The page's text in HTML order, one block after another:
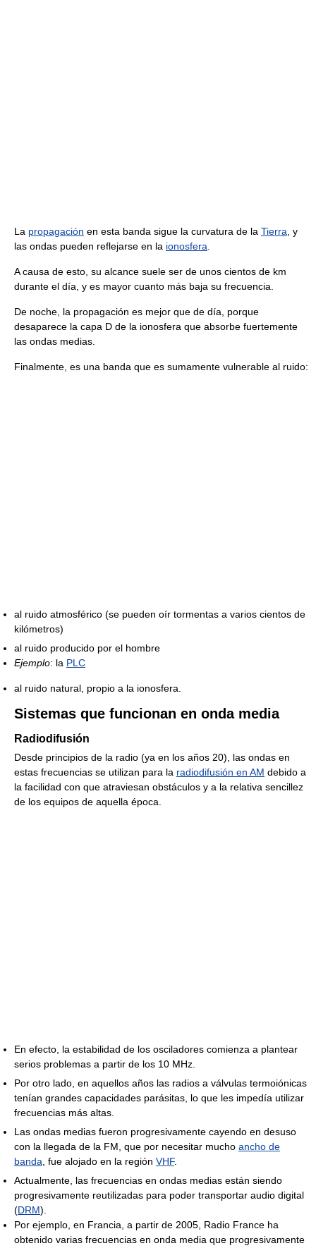
La propagación en esta banda sigue la curvatura de la Tierra , y
las ondas pueden reflejarse en la ionosfera
A causa de esto, su alcance suele ser de unos cientos de km
durante el día, y es mayor cuanto más baja su frecuencia.
De noche, la propagación es mejor que de día, porque
desaparece la capa D de la ionosfera que absorbe fuertemente
las ondas medias.
Finalmente, es una banda que es sumamente vulnerable al ruido:
al ruido atmosférico (se pueden oír tormentas a varios cientos de
kilómetros)
al ruido producido por el hombre
Ejemplo: la PLC
al ruido natural, propio a la ionosfera.
Sistemas que funcionan en onda media
Radiodifusión
Desde principios de la radio (ya en los años 20), las ondas en
estas frecuencias se utilizan para la radiodifusión en AM debido a
la facilidad con que atraviesan obstáculos y a la relativa sencillez
de los equipos de aquella época.
En efecto, la estabilidad de los osciladores comienza a plantear
serios problemas a partir de los 10 MHz.
Por otro lado, en aquellos años las radios a válvulas termoiónicas
tenían grandes capacidades parásitas, lo que les impedía utilizar
frecuencias más altas.
Las ondas medias fueron progresivamente cayendo en desuso
con la llegada de la FM, que por necesitar mucho ancho de
banda , fue alojado en la región VHF.
Actualmente, las frecuencias en ondas medias están siendo
progresivamente reutilizadas para poder transportar audio digital
(DRM).
Por ejemplo, en Francia, a partir de 2005, Radio France ha
obtenido varias frecuencias en onda media que progresivamente